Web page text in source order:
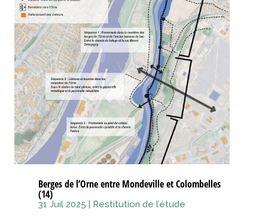
Berges de l’Orne entre Mondeville et Colombelles
(14)
31 Juil 2025 | Restitution de l’étude